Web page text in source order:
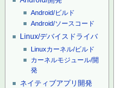
Android/ビルド
Android/ソースコード
Linux/デバイスドライバ
Linuxカーネル/ビルド
カーネルモジュール/開
発
ネイティブアプリ開発